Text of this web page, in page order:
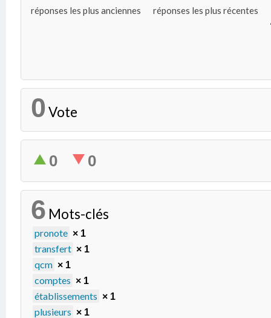
réponses les plus anciennes réponses les plus récentes
0 Vote
0 0
6 Mots-clés
pronote × 1
transfert × 1
qcm × 1
comptes × 1
établissements × 1
plusieurs × 1